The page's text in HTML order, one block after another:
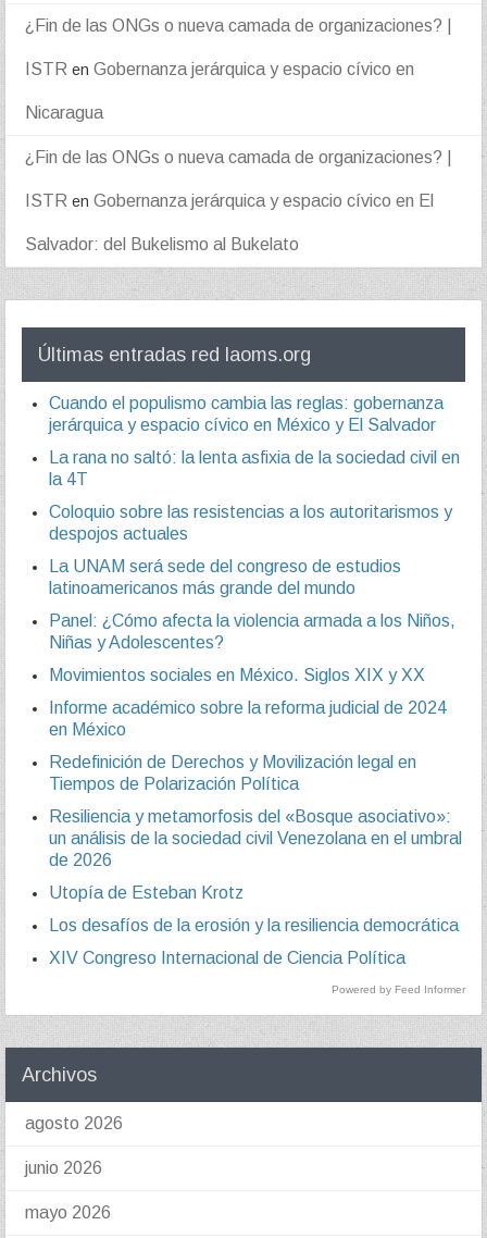
¿Fin de las ONGs o nueva camada de organizaciones? |
ISTR en Gobernanza jerárquica y espacio cívico en
Nicaragua
¿Fin de las ONGs o nueva camada de organizaciones? |
ISTR en Gobernanza jerárquica y espacio cívico en El
Salvador: del Bukelismo al Bukelato
Últimas entradas red laoms.org
Cuando el populismo cambia las reglas: gobernanza
jerárquica y espacio cívico en México y El Salvador
La rana no saltó: la lenta asfixia de la sociedad civil en
la 4T
Coloquio sobre las resistencias a los autoritarismos y
despojos actuales
La UNAM será sede del congreso de estudios
latinoamericanos más grande del mundo
Panel: ¿Cómo afecta la violencia armada a los Niños,
Niñas y Adolescentes?
Movimientos sociales en México. Siglos XIX y XX
Informe académico sobre la reforma judicial de 2024
en México
Redefinición de Derechos y Movilización legal en
Tiempos de Polarización Política
Resiliencia y metamorfosis del «Bosque asociativo»:
un análisis de la sociedad civil Venezolana en el umbral
de 2026
Utopía de Esteban Krotz
Los desafíos de la erosión y la resiliencia democrática
XIV Congreso Internacional de Ciencia Política
Powered by Feed Informer
Archivos
agosto 2026
junio 2026
mayo 2026